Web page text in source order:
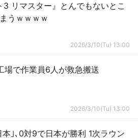
3 リマスター』とんでもないとこ
うｗｗｗｗ
2026/3/10(Tu) 13:00
場で作業員6人が救急搬送
2026/3/10(Tu) 13:00
｣､0対9で日本が勝利 1次ラウン